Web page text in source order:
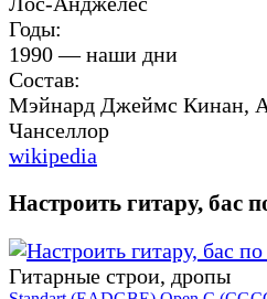
Годы:
1990 — наши дни
Состав:
Мэйнард Джеймс Кинан,
Чанселлор
wikipedia
Настроить гитару, бас
Гитарные строи, дропы